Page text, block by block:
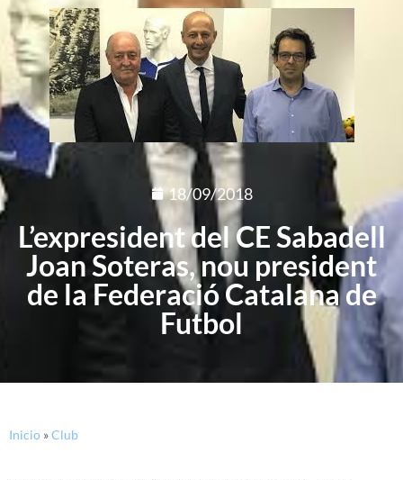
18/09/2018
L’expresident del CE Sabadell
Joan Soteras, nou president
de la Federació Catalana de
Futbol
Inicio »Club